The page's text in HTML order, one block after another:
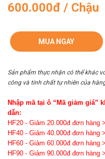
600.000đ / Chậu
MUA NGAY
Sản phẩm thực nhận có thể khác
công và tính chất tự nhiên của
Nhập mã tại ô “Mã giảm giá”
dẫn:
HF20 - Giảm 20.000đ đơn hàng
HF40 - Giảm 40.000đ đơn hàng
HF60 - Giảm 60.000đ đơn hàng
HF90 - Giảm 90.000đ đơn hàng